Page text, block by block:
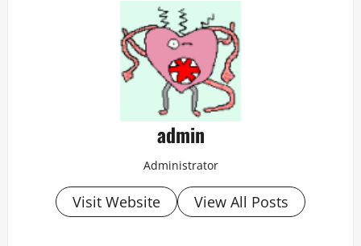
admin
Administrator
Visit Website View All Posts